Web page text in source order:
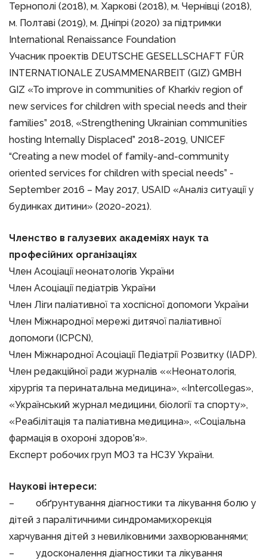
Тернополі (2018), м. Харкові (2018), м. Чернівці (2018),
м. Полтаві (2019), м. Дніпрі (2020) за підтримки
International Renaissance Foundation
Учасник проектів DEUTSCHE GESELLSCHAFT FÜR
INTERNATIONALE ZUSAMMENARBEIT (GIZ) GMBH
GIZ «To improve in communities of Kharkiv region of
new services for children with special needs and their
families” 2018, «Strengthening Ukrainian communities
hosting Internally Displaced” 2018-2019, UNICEF
“Creating a new model of family-and-community
oriented services for children with special needs” -
September 2016 – May 2017, USAID «Аналіз ситуації у
будинках дитини» (2020-2021).
Членство в галузевих академіях наук та
професійних організаціях
Член Асоціації неонатологів України
Член Асоціації педіатрів України
Член Ліги паліативної та хоспісної допомоги України
Член Міжнародної мережі дитячої паліативної
допомоги (ICPCN),
Член Міжнародної Асоціації Педіатрії Розвитку (IADP).
Член редакційної ради журналів ««Неонатологія,
хірургія та перинатальна медицина», «Intercollegas»,
«Український журнал медицини, біології та спорту»,
«Реабілітація та паліативна медицина», «Соціальна
фармація в охороні здоров’я».
Експерт робочих груп МОЗ та НСЗУ України.
Наукові інтереси:
– обґрунтування діагностики та лікування болю у
дітей з паралітичними синдромами;корекція
харчування дітей з невиліковними захворюваннями;
– удосконалення діагностики та лікування